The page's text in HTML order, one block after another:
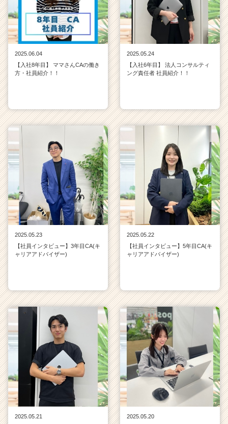
2025.06.04
【入社8年目】 ママさんCAの働き
方・社員紹介！！
2025.05.24
【入社6年目】 法人コンサルティ
ング責任者 社員紹介！！
2025.05.23
【社員インタビュー】3年目CA(キ
ャリアアドバイザー)
2025.05.22
【社員インタビュー】5年目CA(キ
ャリアアドバイザー)
2025.05.21
2025.05.20